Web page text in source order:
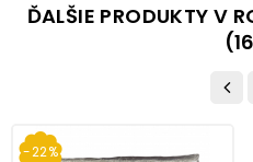
ĎALŠIE PRODUKTY V
-22%